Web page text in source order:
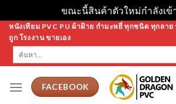
ขณะนี้สินค้าตัวใหม่กำลังเข้
Skip
content
หนังเทียม PVC PU ผ้าฝ้าย กำมะหยี่ ทุกชนิด ทุกลา
ถูก โรงงาน ขายเอง
ค้นหา:
FACEBOOK